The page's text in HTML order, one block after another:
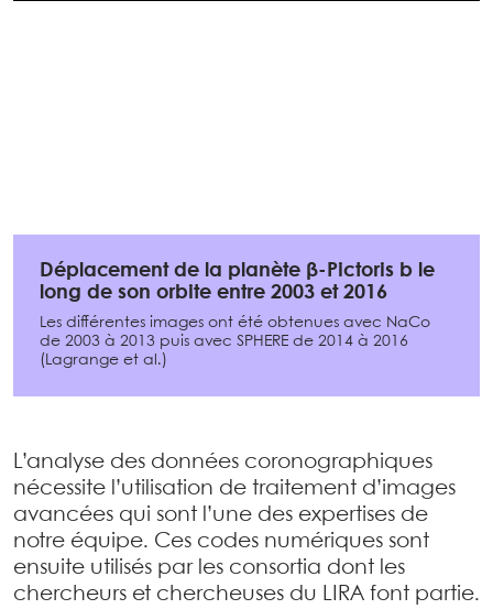
Déplacement de la planète β-Pictoris b le
long de son orbite entre 2003 et 2016
Les différentes images ont été obtenues avec NaCo
de 2003 à 2013 puis avec SPHERE de 2014 à 2016
(Lagrange et al.)
L’analyse des données coronographiques
nécessite l’utilisation de traitement d’images
avancées qui sont l’une des expertises de
notre équipe. Ces codes numériques sont
ensuite utilisés par les consortia dont les
chercheurs et chercheuses du LIRA font partie.